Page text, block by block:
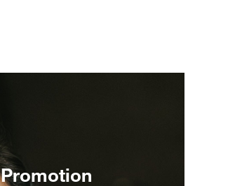
Promotion